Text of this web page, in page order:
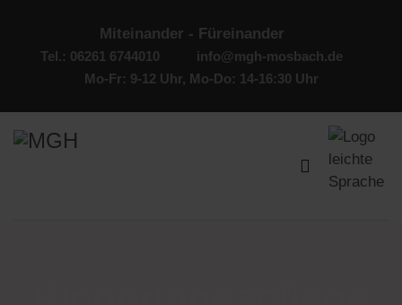
Miteinander - Füreinander
Tel.: 06261 6744010
info@mgh-mosbach.de
Mo-Fr: 9-12 Uhr, Mo-Do: 14-16:30 Uhr